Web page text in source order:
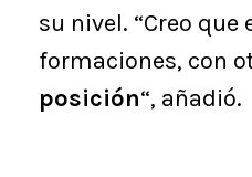
su nivel. “Creo
formaciones, con
posición“, añadió.